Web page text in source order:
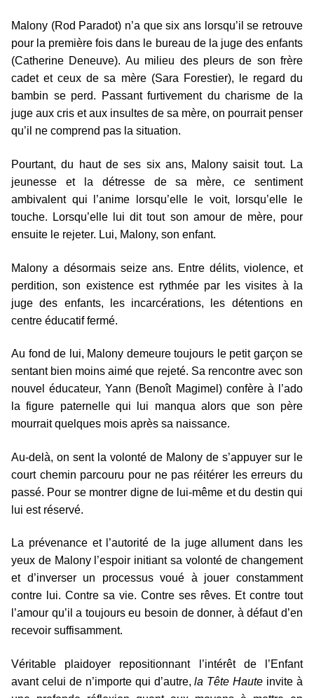
Malony (Rod Paradot) n’a que six ans lorsqu’il se retrouve
pour la première fois dans le bureau de la juge des enfants
(Catherine Deneuve). Au milieu des pleurs de son frère
cadet et ceux de sa mère (Sara Forestier), le regard du
bambin se perd. Passant furtivement du charisme de la
juge aux cris et aux insultes de sa mère, on pourrait penser
qu’il ne comprend pas la situation.
Pourtant, du haut de ses six ans, Malony saisit tout. La
jeunesse et la détresse de sa mère, ce sentiment
ambivalent qui l’anime lorsqu’elle le voit, lorsqu’elle le
touche. Lorsqu’elle lui dit tout son amour de mère, pour
ensuite le rejeter. Lui, Malony, son enfant.
Malony a désormais seize ans. Entre délits, violence, et
perdition, son existence est rythmée par les visites à la
juge des enfants, les incarcérations, les détentions en
centre éducatif fermé.
Au fond de lui, Malony demeure toujours le petit garçon se
sentant bien moins aimé que rejeté. Sa rencontre avec son
nouvel éducateur, Yann (Benoît Magimel) confère à l’ado
la figure paternelle qui lui manqua alors que son père
mourrait quelques mois après sa naissance.
Au-delà, on sent la volonté de Malony de s’appuyer sur le
court chemin parcouru pour ne pas réitérer les erreurs du
passé. Pour se montrer digne de lui-même et du destin qui
lui est réservé.
La prévenance et l’autorité de la juge allument dans les
yeux de Malony l’espoir initiant sa volonté de changement
et d’inverser un processus voué à jouer constamment
contre lui. Contre sa vie. Contre ses rêves. Et contre tout
l’amour qu’il a toujours eu besoin de donner, à défaut d’en
recevoir suffisamment.
Véritable plaidoyer repositionnant l’intérêt de l’Enfant
avant celui de n’importe qui d’autre,la Tête Haute invite à